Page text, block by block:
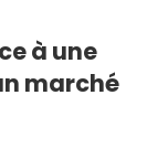
à une
marché